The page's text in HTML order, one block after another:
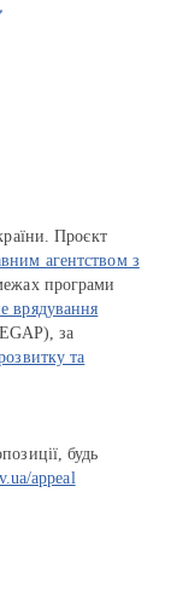
Проєкт
агентством з
програми
врядування
за
та
будь
appeal